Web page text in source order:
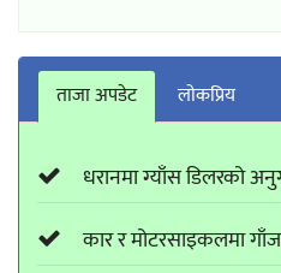
ताजा अपडेट लाेकप्रिय
धरानमा ग्याँस डिलरको
कार र मोटरसाइकलमा